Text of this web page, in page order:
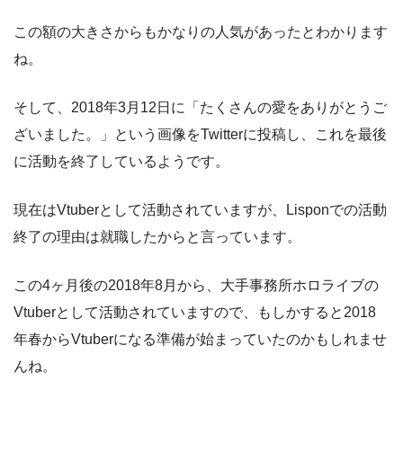
この額の大きさからもかなりの人気があったとわかります
ね。
そして、2018年3月12日に「たくさんの愛をありがとうご
ざいました。」という画像をTwitterに投稿し、これを最後
に活動を終了しているようです。
現在はVtuberとして活動されていますが、Lisponでの活動
終了の理由は就職したからと言っています。
この4ヶ月後の2018年8月から、大手事務所ホロライブの
Vtuberとして活動されていますので、もしかすると2018
年春からVtuberになる準備が始まっていたのかもしれませ
んね。